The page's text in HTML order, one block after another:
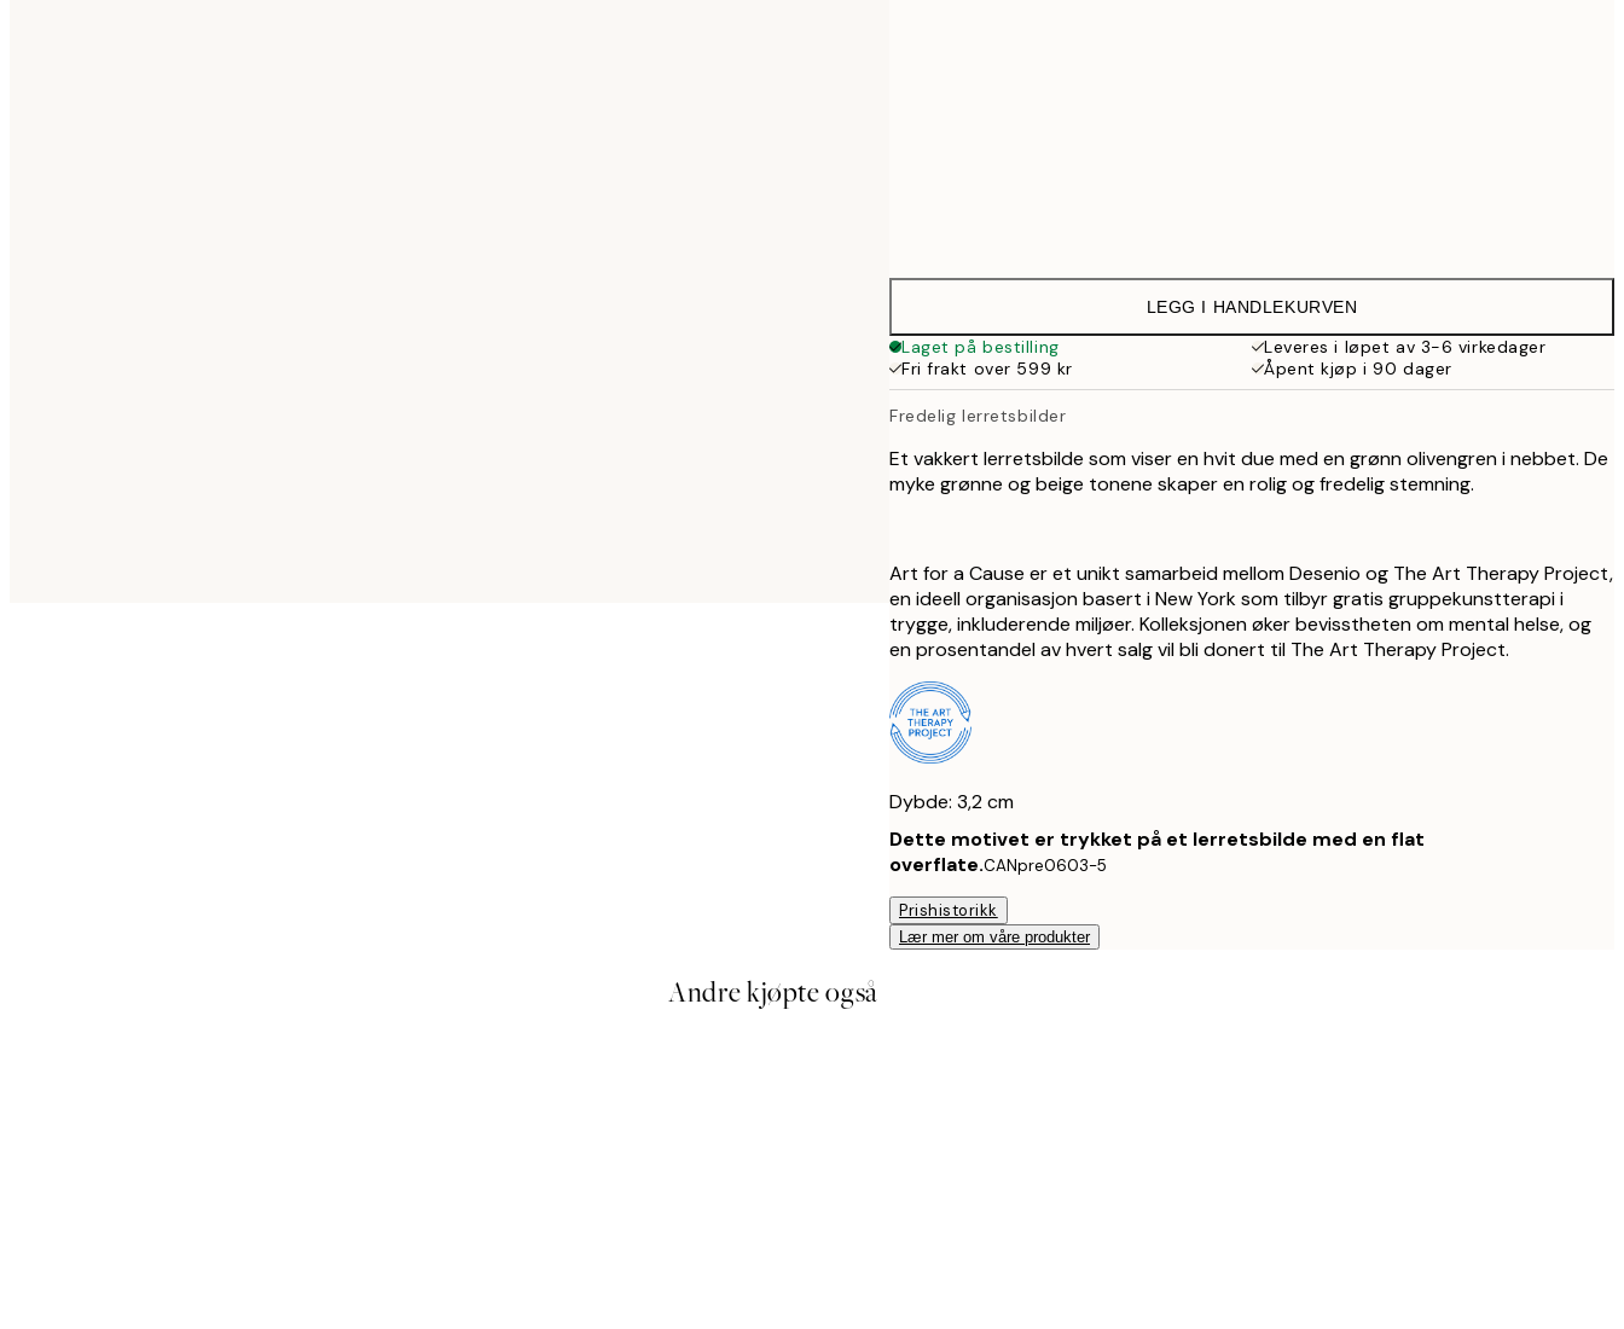
LEGG I HANDLEKURVEN
Laget på bestilling
Leveres i løpet av 3-6 virkedager
Fri frakt over 599 kr
Åpent kjøp i 90 dager
Fredelig lerretsbilder
Et vakkert lerretsbilde som viser en hvit due med en grønn olivengren i nebbet. De
myke grønne og beige tonene skaper en rolig og fredelig stemning.
Art for a Cause er et unikt samarbeid mellom Desenio og The Art Therapy Project,
en ideell organisasjon basert i New York som tilbyr gratis gruppekunstterapi i
trygge, inkluderende miljøer. Kolleksjonen øker bevisstheten om mental helse, og
en prosentandel av hvert salg vil bli donert til The Art Therapy Project.
Dybde: 3,2 cm
Dette motivet er trykket på et lerretsbilde med en flat
overflate.CANpre0603-5
Prishistorikk
Lær mer om våre produkter
Andre kjøpte også